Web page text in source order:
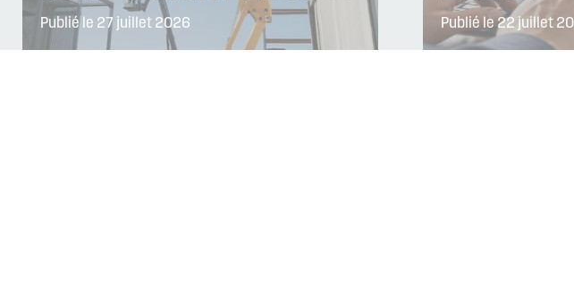
Publié le 27 juillet 2026 Publié le 22 juillet